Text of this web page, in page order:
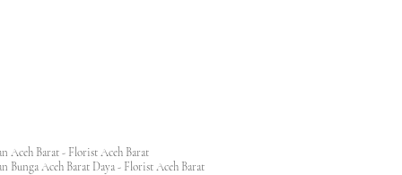
Aceh Barat - Florist Aceh Barat
Bunga Aceh Barat Daya - Florist Aceh Barat